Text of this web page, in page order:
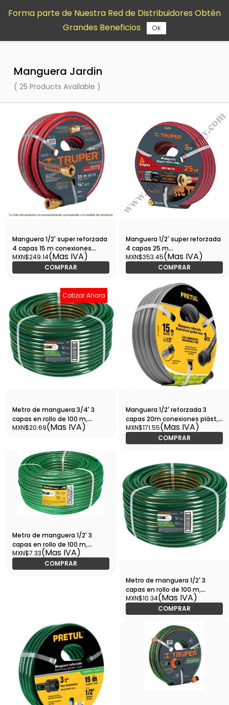
contenido
Manguera Jardin
( 25 Products Available )
Manguera 1/2' super reforzada
4 capas 15 m conexiones
metal-MAN-15X1/2X / 19791
MXN$249.14(Mas IVA)
COMPRAR
Manguera 1/2' super reforzada
4 capas 25 m
conexiones metal-MAN-
25x1/2X / 19793
MXN$353.45(Mas IVA)
COMPRAR
Cotizar Ahora
Metro de manguera 3/4' 3
capas en rollo de 100 m,
Truper-MAN-3/4R / 19859
MXN$20.69(Mas IVA)
Manguera 1/2' reforzada 3
capas 20m conexiones plást,
PRETUL-MAN-20X1/2PR / 25018
MXN$171.55(Mas IVA)
COMPRAR
Metro de manguera 1/2' 3
capas en rollo de 100 m,
PRETUL-MAN-1/2PR / 25046
MXN$7.33(Mas IVA)
COMPRAR
Metro de manguera 1/2' 3
capas en rollo de 100 m,
Truper-MAN-1/2R / 19857
MXN$10.34(Mas IVA)
COMPRAR
Forma parte de Nuestra Red de Distribuidores Obtén
Grandes Beneficios
Ok